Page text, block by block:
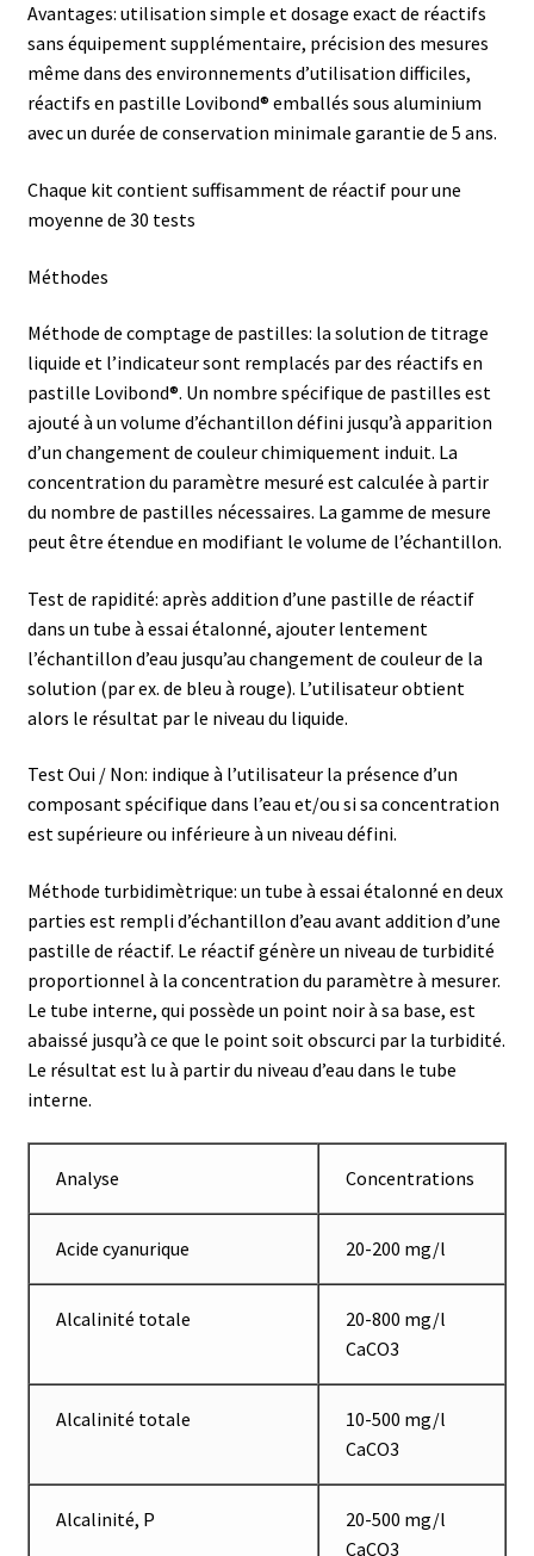
Autoclave
Automation avec Labvision
Automatisation avec Lea
Bain-marie et thermostat
Bains à ultrasons
Bec Bunsen
Bioréacteur
Blocs thermostatés
Boites à gants
Broyeur de cellules
Calibrateur de température
Caméra – Vision
Capteur de température
Capteurs météo et climatiques
Cartes de communication
Centrifugeuses
Certificats de calibration de température
Collecteur de fractions
Compteur de colonies
Conditions générales de vente
Connectique d’occasion
Consommable – Culture
Avantages: utilisation simple et dosage exact de réactifs
sans équipement supplémentaire, précision des mesures
même dans des environnements d’utilisation difficiles,
réactifs en pastille Lovibond® emballés sous aluminium
avec un durée de conservation minimale garantie de 5 ans.
Chaque kit contient suffisamment de réactif pour une
moyenne de 30 tests
Méthodes
Méthode de comptage de pastilles: la solution de titrage
liquide et l’indicateur sont remplacés par des réactifs en
pastille Lovibond®. Un nombre spécifique de pastilles est
ajouté à un volume d’échantillon défini jusqu’à apparition
d’un changement de couleur chimiquement induit. La
concentration du paramètre mesuré est calculée à partir
du nombre de pastilles nécessaires. La gamme de mesure
peut être étendue en modifiant le volume de l’échantillon.
Test de rapidité: après addition d’une pastille de réactif
dans un tube à essai étalonné, ajouter lentement
l’échantillon d’eau jusqu’au changement de couleur de la
solution (par ex. de bleu à rouge). L’utilisateur obtient
alors le résultat par le niveau du liquide.
Test Oui / Non: indique à l’utilisateur la présence d’un
composant spécifique dans l’eau et/ou si sa concentration
est supérieure ou inférieure à un niveau défini.
Méthode turbidimètrique: un tube à essai étalonné en deux
parties est rempli d’échantillon d’eau avant addition d’une
pastille de réactif. Le réactif génère un niveau de turbidité
proportionnel à la concentration du paramètre à mesurer.
Le tube interne, qui possède un point noir à sa base, est
abaissé jusqu’à ce que le point soit obscurci par la turbidité.
Le résultat est lu à partir du niveau d’eau dans le tube
interne.
Analyse Concentrations
Acide cyanurique 20-200 mg/l
Alcalinité totale
20-800 mg/l
CaCO3
Alcalinité totale
10-500 mg/l
CaCO3
Alcalinité, P
20-500 mg/l
CaCO3